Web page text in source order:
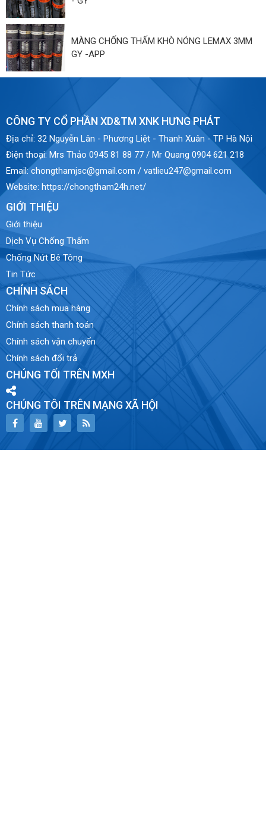
MÀNG CHỐNG THẤM KHÒ NÓNG LEMAX 3MM
GY -APP
CÔNG TY CỔ PHẦN XD&TM XNK HƯNG PHÁT
Địa chỉ: 32 Nguyễn Lân - Phương Liệt - Thanh Xuân - TP Hà Nội
Điện thoại: Mrs Thảo 0945 81 88 77 / Mr Quang 0904 621 218
Email:chongthamjsc@gmail.com / vatlieu247@gmail.com
Website: https://chongtham24h.net/
GIỚI THIỆU
Giới thiệu
Dịch Vụ Chống Thấm
Chống Nứt Bê Tông
Tin Tức
CHÍNH SÁCH
Chính sách mua hàng
Chính sách thanh toán
Chính sách vận chuyển
Chính sách đổi trả
CHÚNG TỐI TRÊN MXH
CHÚNG TÔI TRÊN MẠNG XÃ HỘI